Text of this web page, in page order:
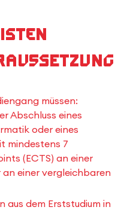
müssen:
Abschluss eines
oder eines
mindestens 7
(ECTS) an einer
einer vergleichbaren
aus dem Erststudium in